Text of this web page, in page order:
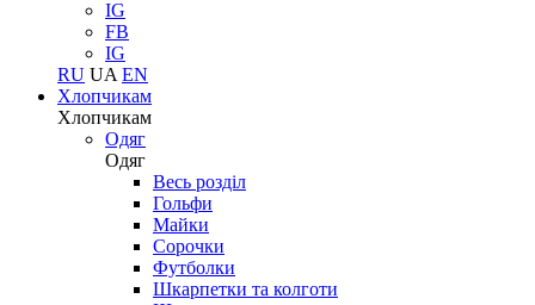
IG
FB
IG
RU UA EN
Хлопчикам
Хлопчикам
Одяг
Одяг
Весь розділ
Гольфи
Майки
Сорочки
Футболки
Шкарпетки та колготи